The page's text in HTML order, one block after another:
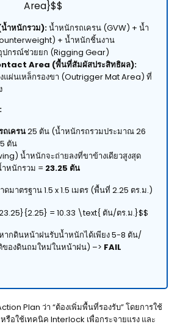
Area}$$
ำหนักรวม):น้ำหนักรถเครน (GVW) + น้ำ
+ น้ำหนักชิ้นงาน
กรณ์ช่วยยก (Rigging Gear)
Area (พื้นที่สัมผัสประสิทธิผล):
ผ่นเหล็กรองขา (Outrigger Mat Area) ที่
ถเครน25 ตัน (น้ำหนักรถรวมประมาณ 26
ตัน
น้ำหนักจะถ่ายลงที่ขาข้างเดียวสูงสุด
หนักรวม = 23.25 ตัน
มาตรฐาน 1.5 x 1.5 เมตร (พื้นที่ 2.25 ตร.ม.)
= 10.33 \text{ ตัน/ตร.ม.}$$
ากดินหน้าฝนรับน้ำหนักได้เพียง 5-8 ตัน/
ของดินถมใหม่ในหน้าฝน) –> FAIL
Plan ว่า “ต้องเพิ่มพื้นที่รองรับ” โดยการใช้
อใช้เทคนิค Interlock เพื่อกระจายแรง และ